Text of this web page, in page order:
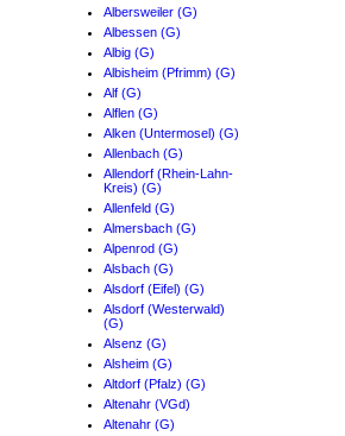
Albersweiler (G)
Albessen (G)
Albig (G)
Albisheim (Pfrimm) (G)
Alf (G)
Alflen (G)
Alken (Untermosel) (G)
Allenbach (G)
Allendorf (Rhein-Lahn-
Kreis) (G)
Allenfeld (G)
Almersbach (G)
Alpenrod (G)
Alsbach (G)
Alsdorf (Eifel) (G)
Alsdorf (Westerwald)
(G)
Alsenz (G)
Alsheim (G)
Altdorf (Pfalz) (G)
Altenahr (VGd)
Altenahr (G)